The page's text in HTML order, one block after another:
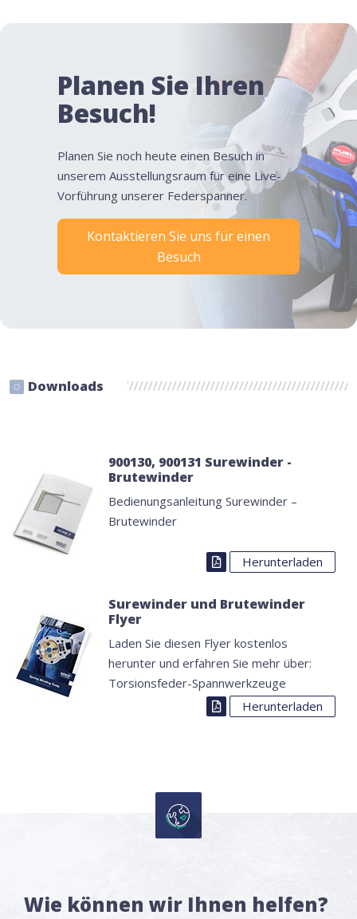
Planen Sie Ihren
Besuch!
Planen Sie noch heute einen Besuch in
unserem Ausstellungsraum für eine Live-
Vorführung unserer Federspanner.
Kontaktieren Sie uns für einen
Besuch
Downloads
900130, 900131 Surewinder -
Brutewinder
Bedienungsanleitung Surewinder –
Brutewinder
Herunterladen
Surewinder und Brutewinder
Flyer
Laden Sie diesen Flyer kostenlos
herunter und erfahren Sie mehr über:
Torsionsfeder-Spannwerkzeuge
Herunterladen
Wie können wir Ihnen helfen?